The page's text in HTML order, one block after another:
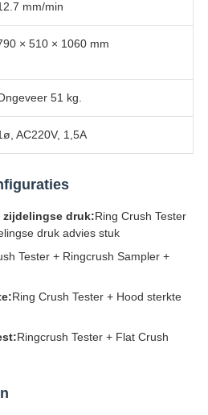
mm/min
× 510 × 1060 mm
51 kg.
AC220V, 1,5A
zijdelingse druk:Ring Crush Tester
druk advies stuk
Tester + Ringcrush Sampler +
Ring Crush Tester + Hood sterkte
Ringcrush Tester + Flat Crush